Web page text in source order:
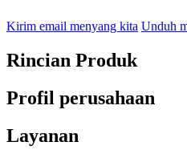
Kirim email menyang kita Unduh
Rincian Produk
Profil perusahaan
Layanan